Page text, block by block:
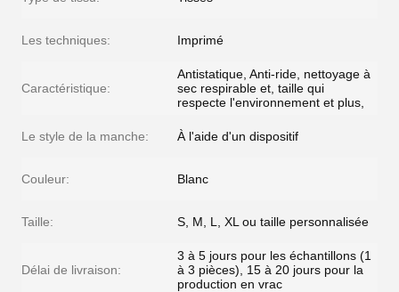
Les techniques: Imprimé
Caractéristique:
Antistatique, Anti-ride, nettoyage à
sec respirable et, taille qui
respecte l'environnement et plus,
Le style de la manche: À l'aide d'un dispositif
Couleur: Blanc
Taille: S, M, L, XL ou taille personnalisée
Délai de livraison:
3 à 5 jours pour les échantillons (1
à 3 pièces), 15 à 20 jours pour la
production en vrac